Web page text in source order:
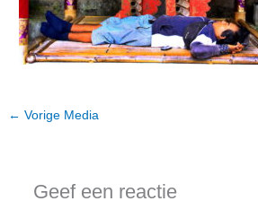
← Vorige Media
Geef een reactie